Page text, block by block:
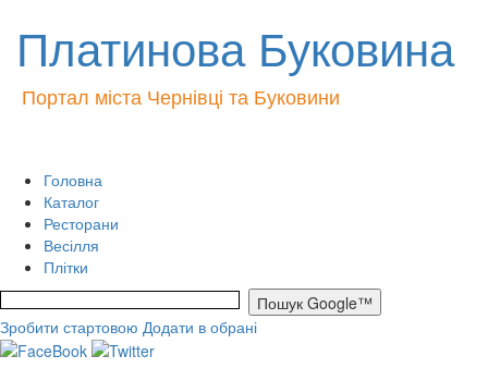
Платинова Буковина
Портал міста Чернівці та Буковини
Головна
Каталог
Ресторани
Весілля
Плітки
Зробити стартовою Додати в обрані